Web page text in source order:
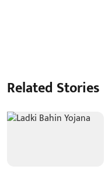
Related Stories